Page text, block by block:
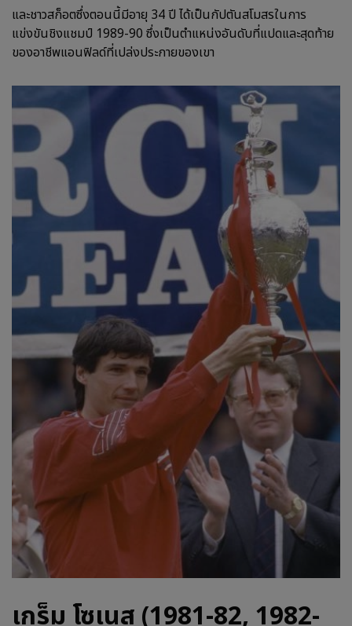
และชาวสก็อตซึ่งตอนนี้มีอายุ 34 ปี ได้เป็นกัปตันสโมสรในการ
แข่งขันชิงแชมป์ 1989-90 ซึ่งเป็นตำแหน่งอันดับที่แปดและสุดท้าย
ของอาชีพแอนฟิลด์ที่เปล่งประกายของเขา
เกร็ม โซเนส (1981-82, 1982-